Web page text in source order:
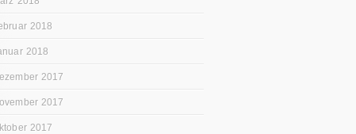
2018
2018
2017
2017
2017